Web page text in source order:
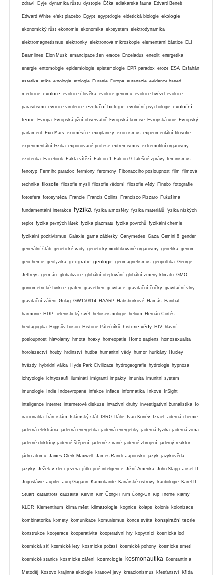
zdraví Dyje dynamika růstu dystopie Éčka ediakarská fauna Edvard Beneš
Edward White efekt placebo Egypt egyptologie eidetická biologie ekologie
ekonomický růst ekonomie ekonomika ekosystém elektrodynamika
elektromagnetismus elektronky elektronová mikroskopie elementární částice ELI
Beamlines Elon Musk emancipace žen emoce Enceladus eneolit energetika
energie entomologie epidemiologie epistemologie EPR paradox eroze ESA Esfahán
estetika etika etnologie etologie Eurasie Europa eutanazie evidence based
medicine evoluce evoluce člověka evoluce genomu evoluce hvězd evoluce
parasitismu evoluce virulence evoluční biologie evoluční psychologie evoluční
teorie Evropa Evropská jižní observatoř Evropská komise Evropská unie Evropský
parlament Exo Mars exoměsíce exoplanety exorcismus experimentální filosofie
experimentální fyzika exponované profese extremismus extremofilní organismy
ezoterika Facebook Fakta vítězí Falcon 1 Falcon 9 falešné zprávy feminismus
fenotyp Fermiho paradox fermiony feromony Fibonacciho posloupnost film filmová
technika filosofie filosofie mysli filosofie vědomí filosofie vědy Finsko fotografie
fotosféra fotosyntéza Francie Francis Collins Francisco Pizzaro Fukušima
fundamentální interakce fyzika fyzika atmosféry fyzika materiálů fyzika nízkých
teplot fyzika pevných látek fyzika plazmatu fyzika povrchů fyzikální chemie
fyzikální pozitivismus Galaxie gama záblesky Ganymedes Gaza Gemini 8 gender
generální štáb genetické vady geneticky modifikované organismy genetika genom
geochemie geofyzika geografie geologie geomagnetismus geopolitika George
Jeffreys germáni globalizace globální oteplování globální zmeny klimatu GMO
goniometrické funkce grafen gravettien gravitace gravitační čočky gravitační vlny
gravitační záření Gulag GW150914 HAARP Habsburkové Hamás Hanibal
harmonie HDP helenistický svět helioseismologie helium Hernán Cortés
heutagogika Higgsův boson Historie Pátečníků historie vědy HIV hlavní
posloupnost hlavolamy hmota hoaxy homeopatie Homo sapiens homosexualita
horolezectví houby hrdinství hudba humanitní vědy humor hurikány Huxley
hvězdy hybridní válka Hyde Park Civilizace hydrogeografie hydrologie hypnóza
ichtyologie ichtyosauři ilumináti imigranti impakty imunita imunitní systém
imunologie Indie Indoevropané infekce inflace informatika Inkové InSight
inteligence internet internetové diskuze invazivní druhy investigativní žurnalistika Io
iracionalita Írán islám Islámský stát ISRO Itálie Ivan Koněv Izrael jaderná chemie
jaderná elektrárna jaderná energetika jaderná energetiky jaderná fyzika jaderná zima
jaderné doktríny jaderné štěpení jaderné zbraně jaderné zbrojení jaderný reaktor
jádro atomu James Clerk Maxwell James Randi Japonsko jazyk jazykověda
jazyky Ježek v kleci jezera jídlo jiné inteligence Jižní Amerika John Stapp Josef II.
Jugoslávie Jupiter Jurij Gagarin Kamiokande Kanárské ostrovy kardiologie Karel II.
Stuart katastrofa kauzalita Kelvin Kim Čong-Il Kim Čong-Un Kip Thorne klamy
KLDR Klementinum klima měst klimatologie kognice kolaps kolonie kolonizace
kombinatorika komety komunikace komunismus konce světa konspirační teorie
konstrukce kooperace kooperativita kooperativní hry kopytníci kosmická loď
kosmická síť kosmické lety kosmické počasí kosmické pohony kosmické smetí
kosmické stanice kosmické záření kosmologie kosmonautika Kosntantin a
Metoděj Kosovo krajinná ekologie krasové jevy kreacionismus křesťanství Křída